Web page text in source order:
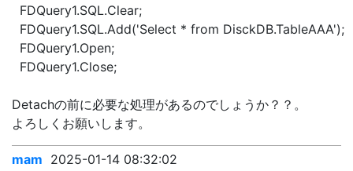
FDQuery1.SQL.Clear;
FDQuery1.SQL.Add('Select * from DisckDB.TableAAA');
FDQuery1.Open;
FDQuery1.Close;
Detachの前に必要な処理があるのでしょうか？？。
よろしくお願いします。
mam 2025-01-14 08:32:02